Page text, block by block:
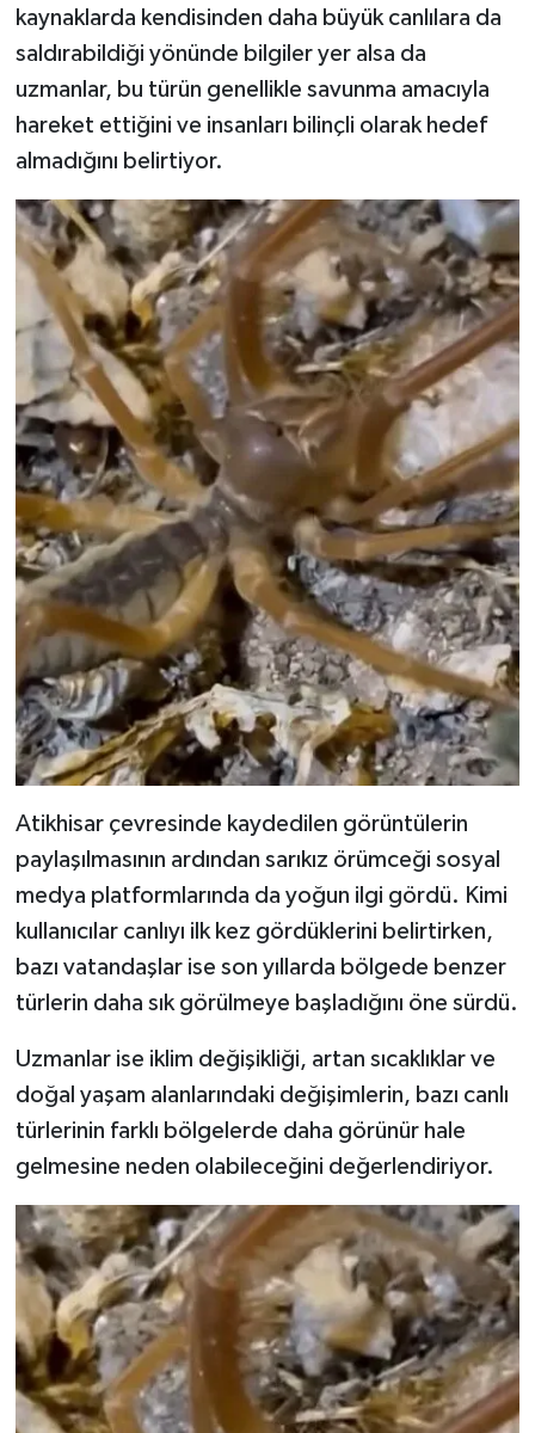
kaynaklarda kendisinden daha büyük canlılara da
saldırabildiği yönünde bilgiler yer alsa da
uzmanlar, bu türün genellikle savunma amacıyla
hareket ettiğini ve insanları bilinçli olarak hedef
almadığını belirtiyor.
Atikhisar çevresinde kaydedilen görüntülerin
paylaşılmasının ardından sarıkız örümceği sosyal
medya platformlarında da yoğun ilgi gördü. Kimi
kullanıcılar canlıyı ilk kez gördüklerini belirtirken,
bazı vatandaşlar ise son yıllarda bölgede benzer
türlerin daha sık görülmeye başladığını öne sürdü.
Uzmanlar ise iklim değişikliği, artan sıcaklıklar ve
doğal yaşam alanlarındaki değişimlerin, bazı canlı
türlerinin farklı bölgelerde daha görünür hale
gelmesine neden olabileceğini değerlendiriyor.